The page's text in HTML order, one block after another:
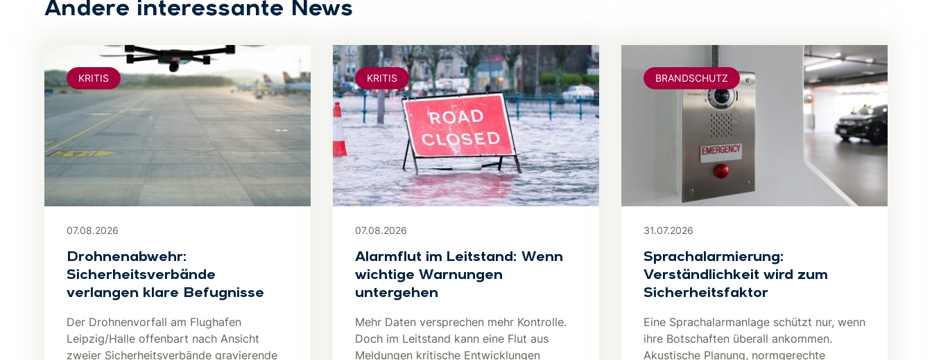
Andere interessante News
07.08.2026
Drohnenabwehr:
Sicherheitsverbände
verlangen klare Befugnisse
Der Drohnenvorfall am Flughafen
Leipzig/Halle offenbart nach Ansicht
zweier Sicherheitsverbände gravierende
KRITIS
07.08.2026
Alarmflut im Leitstand: Wenn
wichtige Warnungen
untergehen
Mehr Daten versprechen mehr Kontrolle.
Doch im Leitstand kann eine Flut aus
Meldungen kritische Entwicklungen
KRITIS
31.07.2026
Sprachalarmierung:
Verständlichkeit wird zum
Sicherheitsfaktor
Eine Sprachalarmanlage schützt nur, wenn
ihre Botschaften überall ankommen.
Akustische Planung, normgerechte
BRANDSCHUTZ